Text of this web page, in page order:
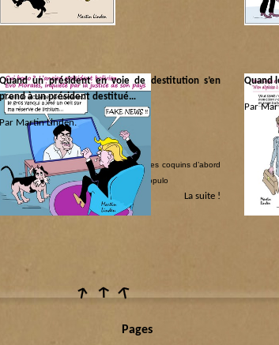
Quand un président en voie de destitution s’en
prend à un président destitué…
Par Martin Linden.
Catégorie :
America ! America !
Justice couchée|
Les coquins d’abord
Politique internationale |Populisme & populo
La suite !
Quand
Par
Justice
Pages